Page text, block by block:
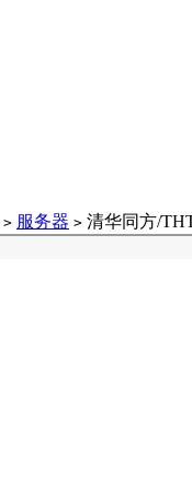
> 服务器 > 清华同方/